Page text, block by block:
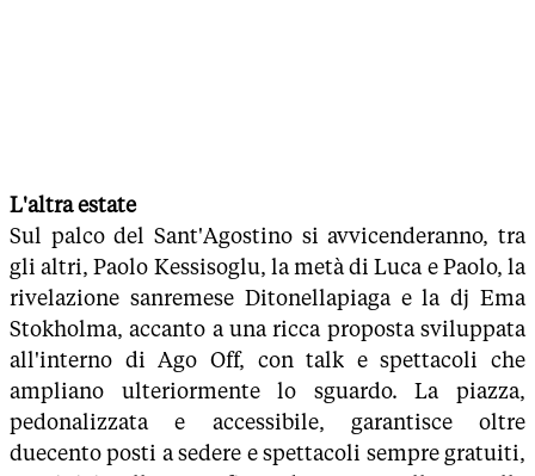
L'altra estate
Sul palco del Sant'Agostino si avvicenderanno, tra
gli altri, Paolo Kessisoglu, la metà di Luca e Paolo, la
rivelazione sanremese Ditonellapiaga e la dj Ema
Stokholma, accanto a una ricca proposta sviluppata
all'interno di Ago Off, con talk e spettacoli che
ampliano ulteriormente lo sguardo. La piazza,
pedonalizzata e accessibile, garantisce oltre
duecento posti a sedere e spettacoli sempre gratuiti,